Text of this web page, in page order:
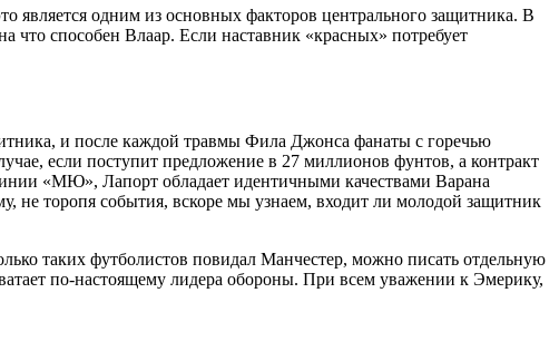
является одним из основных факторов центрального защитника. В
что способен Влаар. Если наставник «красных» потребует
и после каждой травмы Фила Джонса фанаты с горечью
если поступит предложение в 27 миллионов фунтов, а контракт
«МЮ», Лапорт обладает идентичными качествами Варана
не торопя события, вскоре мы узнаем, входит ли молодой защитник
таких футболистов повидал Манчестер, можно писать отдельную
по-настоящему лидера обороны. При всем уважении к Эмерику,